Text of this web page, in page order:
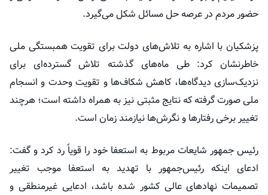
حضور مردم در عرصه حل مسائل شکل می‌گیرد.
پزشکیان با اشاره به تلاش‌های دولت برای تقویت همبستگی ملی
خاطرنشان کرد: طی ماه‌های گذشته تلاش گسترده‌ای برای
نزدیک‌سازی دیدگاه‌ها، کاهش شکاف‌ها و تقویت وحدت و انسجام
ملی صورت گرفته که نتایج مثبتی نیز به همراه داشته است؛ هرچند
تغییر برخی رفتارها و نگرش‌ها نیازمند زمان است.
رئیس جمهور شایعات مربوط به استعفا خود را قویاً رد کرد و گفت:
ادعای اینکه رئیس‌جمهور با تهدید به استعفا موجب تغییر
تصمیمات نهادهای عالی کشور شده باشد، ادعایی غیرمنطقی و